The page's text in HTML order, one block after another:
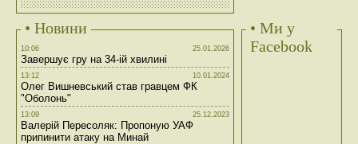
• Новини
10:06 25.01.2026
Завершує гру на 34-ій хвилині
13:12 10.01.2024
Олег Вишневський став гравцем ФК
"Оболонь"
13:09 25.12.2023
Валерій Пересоляк: Пропоную УАФ
припинити атаку на Минай
• Ми у
Facebook